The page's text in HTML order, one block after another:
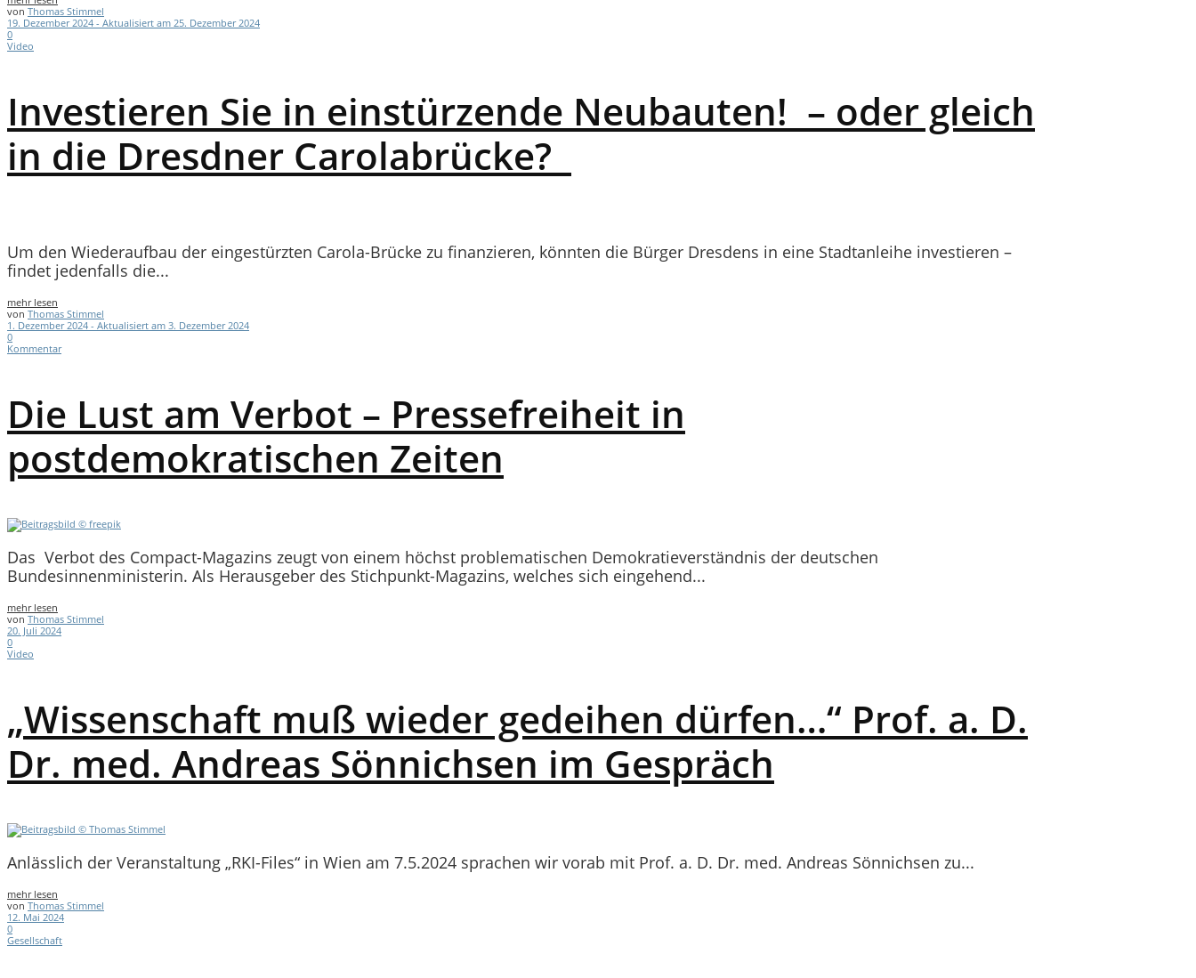
von Thomas Stimmel
19. Dezember 2024 - Aktualisiert am 25. Dezember 2024
0
Video
Investieren Sie in einstürzende Neubauten! – oder gleich
in die Dresdner Carolabrücke?
Um den Wiederaufbau der eingestürzten Carola-Brücke zu finanzieren, könnten die Bürger Dresdens in eine Stadtanleihe investieren –
findet jedenfalls die...
mehr lesen
von Thomas Stimmel
1. Dezember 2024 - Aktualisiert am 3. Dezember 2024
0
Kommentar
Die Lust am Verbot – Pressefreiheit in
postdemokratischen Zeiten
Das Verbot des Compact-Magazins zeugt von einem höchst problematischen Demokratieverständnis der deutschen
Bundesinnenministerin. Als Herausgeber des Stichpunkt-Magazins, welches sich eingehend...
mehr lesen
von Thomas Stimmel
20. Juli 2024
0
Video
„Wissenschaft muß wieder gedeihen dürfen…“ Prof. a. D.
Dr. med. Andreas Sönnichsen im Gespräch
Anlässlich der Veranstaltung „RKI-Files“ in Wien am 7.5.2024 sprachen wir vorab mit Prof. a. D. Dr. med. Andreas Sönnichsen zu...
mehr lesen
von Thomas Stimmel
12. Mai 2024
0
Gesellschaft